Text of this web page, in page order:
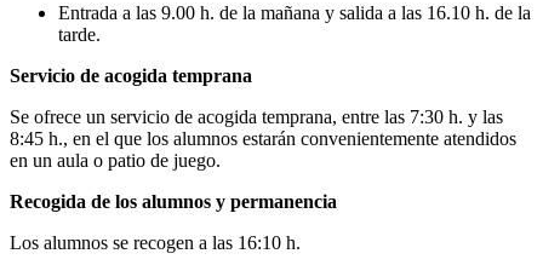
Entrada a las 9.00 h. de la mañana y salida a las 16.10 h. de la
tarde.
Servicio de acogida temprana
Se ofrece un servicio de acogida temprana, entre las 7:30 h. y las
8:45 h., en el que los alumnos estarán convenientemente atendidos
en un aula o patio de juego.
Recogida de los alumnos y permanencia
Los alumnos se recogen a las 16:10 h.